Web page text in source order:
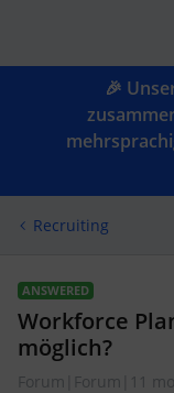
🎉
Recruiting
ANSWERED
Workforce
möglich?
Forum|Forum|11